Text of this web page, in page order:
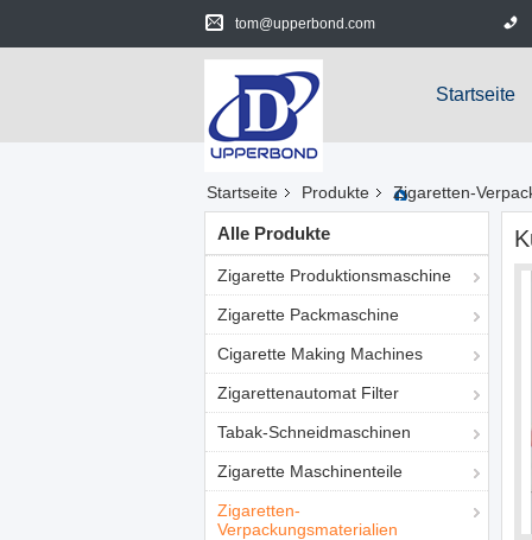
tom@upperbond.com
Startseite
Startseite Produkte Zigaretten-
Alle Produkte
Zigarette Produktionsmaschine
Zigarette Packmaschine
Cigarette Making Machines
Zigarettenautomat Filter
Tabak-Schneidmaschinen
Zigarette Maschinenteile
Zigaretten-
Verpackungsmaterialien